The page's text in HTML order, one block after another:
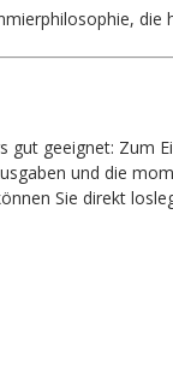
die
geeignet: Zum
und die
Sie direkt